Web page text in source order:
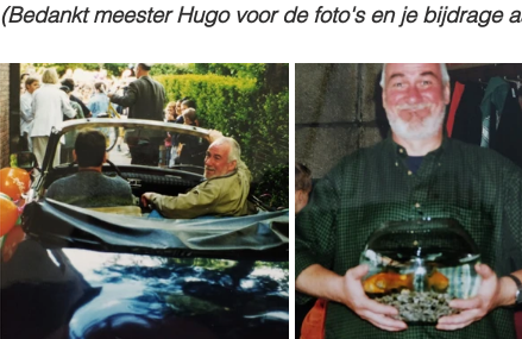
(Bedankt meester Hugo voor de foto's en je bijdrage